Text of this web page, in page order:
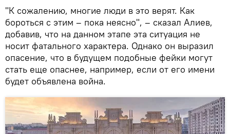
"К сожалению, многие люди в это верят. Как
бороться с этим – пока неясно", – сказал Алиев,
добавив, что на данном этапе эта ситуация не
носит фатального характера. Однако он выразил
опасение, что в будущем подобные фейки могут
стать еще опаснее, например, если от его имени
будет объявлена война.